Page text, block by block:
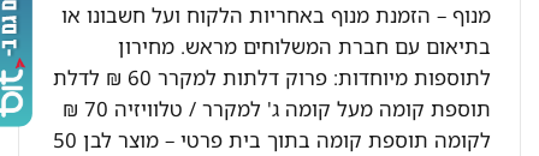
מנוף – הזמנת מנוף באחריות הלקוח ועל חשבונו או
בתיאום עם חברת המשלוחים מראש. מחירון
לתוספות מיוחדות: פרוק דלתות למקרר 60 ₪ לדלת
תוספת קומה מעל קומה ג' למקרר / טלוויזיה 70 ₪
לקומה תוספת קומה בתוך בית פרטי – מוצר לבן 50